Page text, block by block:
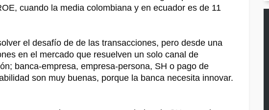
cuando la media colombiana y en ecuador es de 11
el desafío de de las transacciones, pero desde una
en el mercado que resuelven un solo canal de
banca-empresa, empresa-persona, SH o pago de
son muy buenas, porque la banca necesita innovar.